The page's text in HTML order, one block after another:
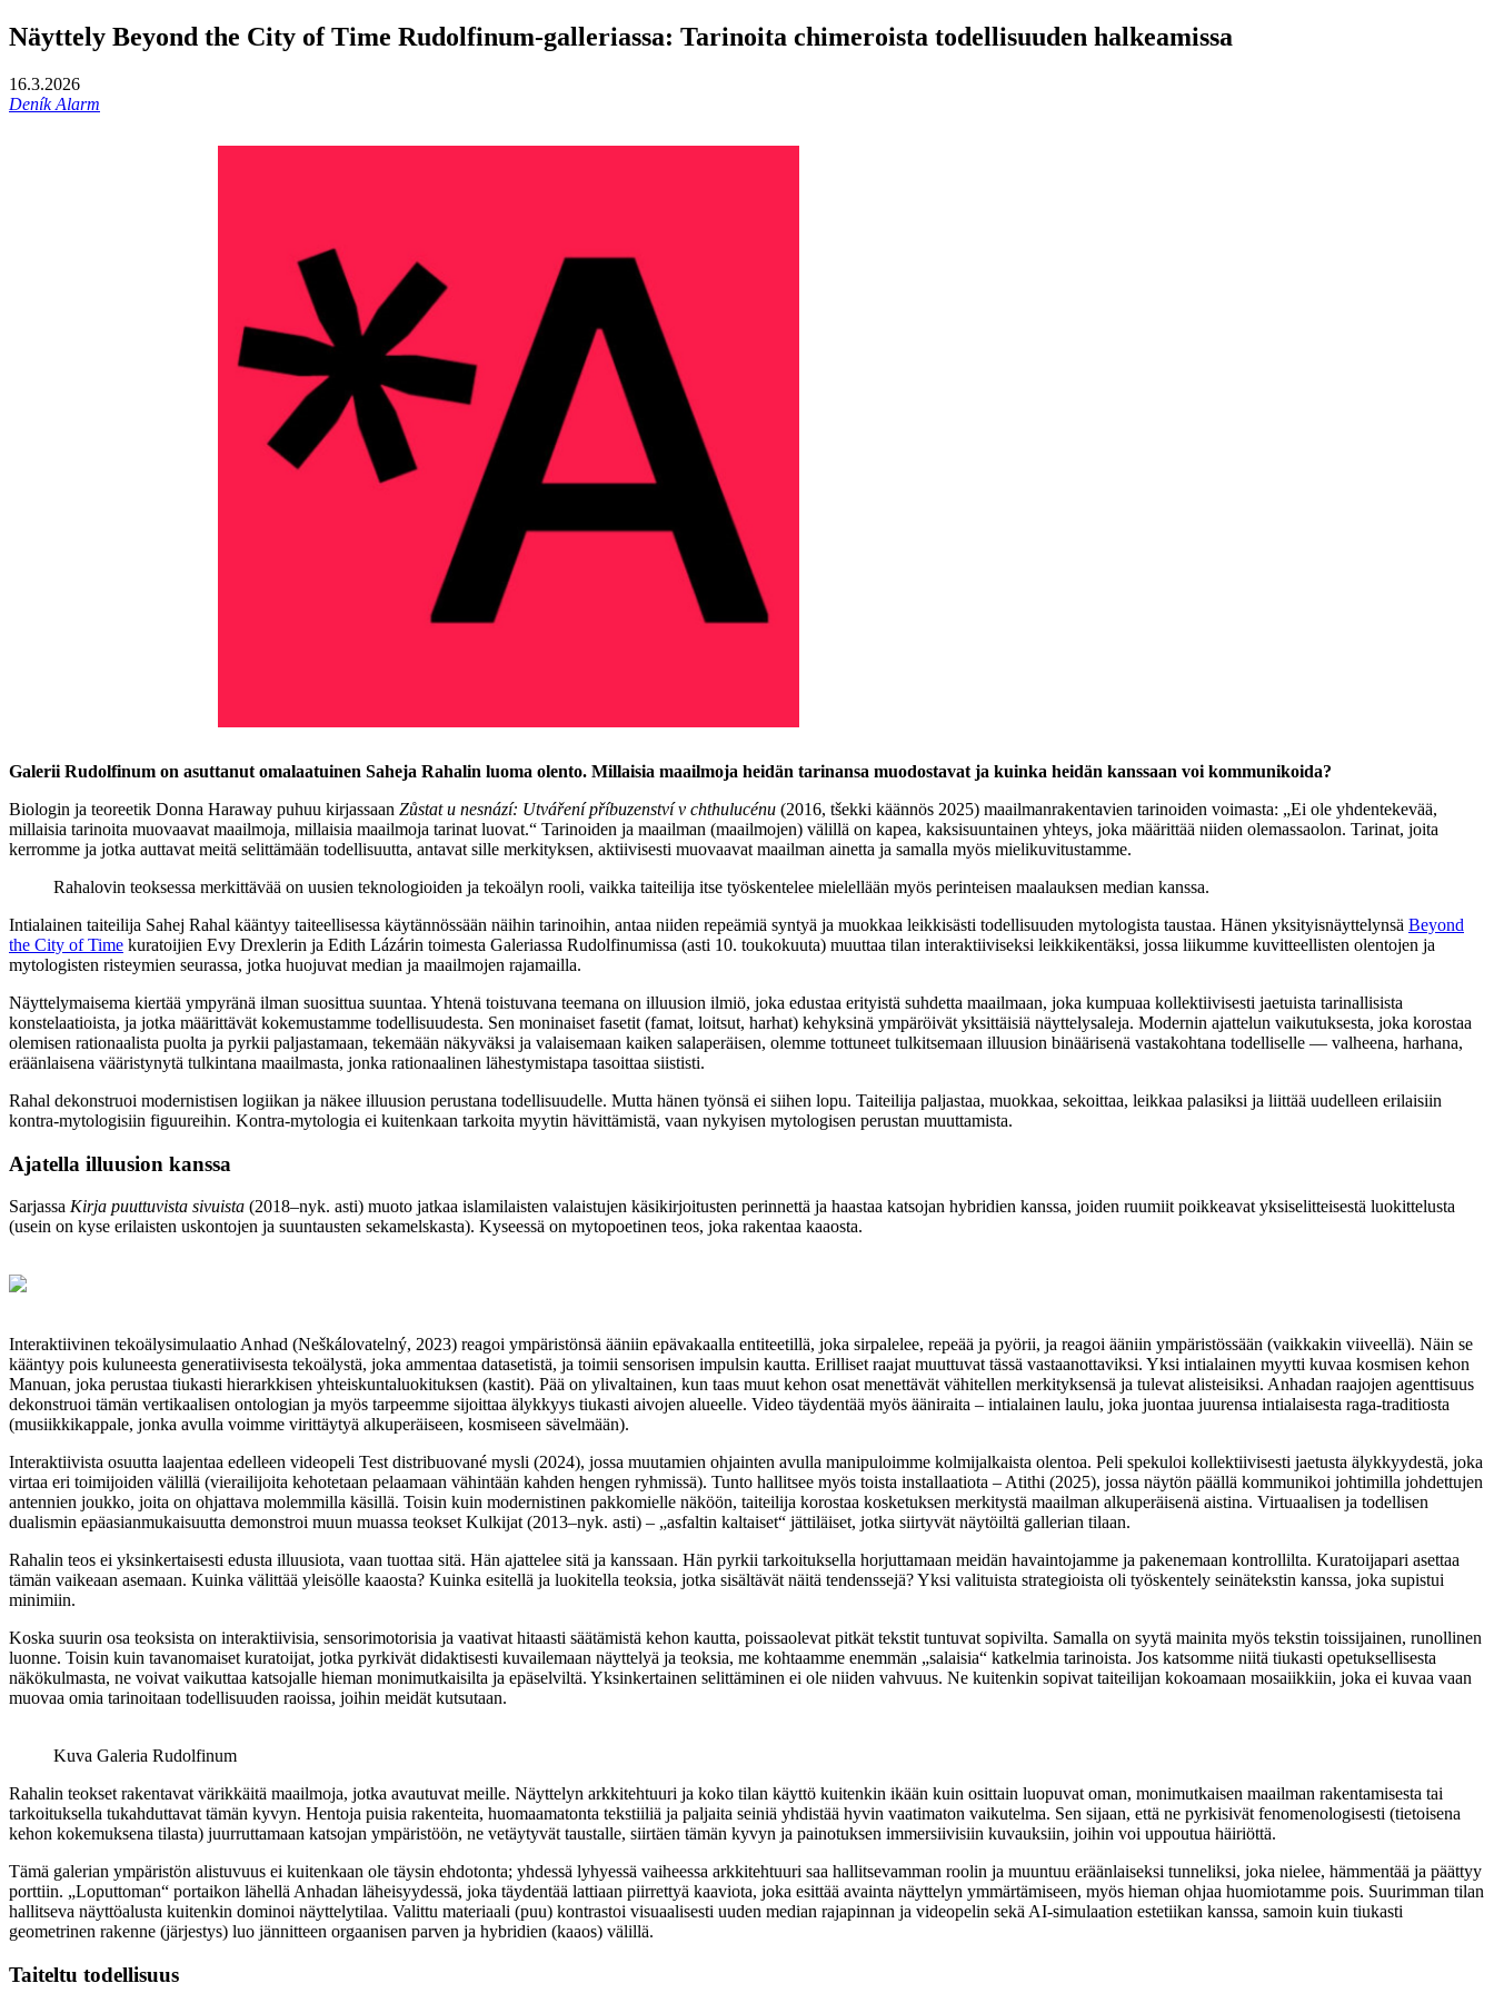
Näyttely Beyond the City of Time Rudolfinum-galleriassa: Tarinoita chimeroista todellisuuden halkeamissa
16.3.2026
Deník Alarm
Galerii Rudolfinum on asuttanut omalaatuinen Saheja Rahalin luoma olento. Millaisia maailmoja heidän tarinansa muodostavat ja kuinka heidän kanssaan voi kommunikoida?
Biologin ja teoreetik Donna Haraway puhuu kirjassaan Zůstat u nesnází: Utváření příbuzenství v chthulucénu (2016, tšekki käännös 2025) maailmanrakentavien tarinoiden voimasta: „Ei ole yhdentekevää,
millaisia tarinoita muovaavat maailmoja, millaisia maailmoja tarinat luovat.“ Tarinoiden ja maailman (maailmojen) välillä on kapea, kaksisuuntainen yhteys, joka määrittää niiden olemassaolon. Tarinat, joita
kerromme ja jotka auttavat meitä selittämään todellisuutta, antavat sille merkityksen, aktiivisesti muovaavat maailman ainetta ja samalla myös mielikuvitustamme.
Rahalovin teoksessa merkittävää on uusien teknologioiden ja tekoälyn rooli, vaikka taiteilija itse työskentelee mielellään myös perinteisen maalauksen median kanssa.
Intialainen taiteilija Sahej Rahal kääntyy taiteellisessa käytännössään näihin tarinoihin, antaa niiden repeämiä syntyä ja muokkaa leikkisästi todellisuuden mytologista taustaa. Hänen yksityisnäyttelynsä Beyond
the City of Time kuratoijien Evy Drexlerin ja Edith Lázárin toimesta Galeriassa Rudolfinumissa (asti 10. toukokuuta) muuttaa tilan interaktiiviseksi leikkikentäksi, jossa liikumme kuvitteellisten olentojen ja
mytologisten risteymien seurassa, jotka huojuvat median ja maailmojen rajamailla.
Näyttelymaisema kiertää ympyränä ilman suosittua suuntaa. Yhtenä toistuvana teemana on illuusion ilmiö, joka edustaa erityistä suhdetta maailmaan, joka kumpuaa kollektiivisesti jaetuista tarinallisista
konstelaatioista, ja jotka määrittävät kokemustamme todellisuudesta. Sen moninaiset fasetit (famat, loitsut, harhat) kehyksinä ympäröivät yksittäisiä näyttelysaleja. Modernin ajattelun vaikutuksesta, joka korostaa
olemisen rationaalista puolta ja pyrkii paljastamaan, tekemään näkyväksi ja valaisemaan kaiken salaperäisen, olemme tottuneet tulkitsemaan illuusion binäärisenä vastakohtana todelliselle — valheena, harhana,
eräänlaisena vääristynytä tulkintana maailmasta, jonka rationaalinen lähestymistapa tasoittaa siististi.
Rahal dekonstruoi modernistisen logiikan ja näkee illuusion perustana todellisuudelle. Mutta hänen työnsä ei siihen lopu. Taiteilija paljastaa, muokkaa, sekoittaa, leikkaa palasiksi ja liittää uudelleen erilaisiin
kontra-mytologisiin figuureihin. Kontra-mytologia ei kuitenkaan tarkoita myytin hävittämistä, vaan nykyisen mytologisen perustan muuttamista.
Ajatella illuusion kanssa
Sarjassa Kirja puuttuvista sivuista (2018–nyk. asti) muoto jatkaa islamilaisten valaistujen käsikirjoitusten perinnettä ja haastaa katsojan hybridien kanssa, joiden ruumiit poikkeavat yksiselitteisestä luokittelusta
(usein on kyse erilaisten uskontojen ja suuntausten sekamelskasta). Kyseessä on mytopoetinen teos, joka rakentaa kaaosta.
Interaktiivinen tekoälysimulaatio Anhad (Neškálovatelný, 2023) reagoi ympäristönsä ääniin epävakaalla entiteetillä, joka sirpalelee, repeää ja pyörii, ja reagoi ääniin ympäristössään (vaikkakin viiveellä). Näin se
kääntyy pois kuluneesta generatiivisesta tekoälystä, joka ammentaa datasetistä, ja toimii sensorisen impulsin kautta. Erilliset raajat muuttuvat tässä vastaanottaviksi. Yksi intialainen myytti kuvaa kosmisen kehon
Manuan, joka perustaa tiukasti hierarkkisen yhteiskuntaluokituksen (kastit). Pää on ylivaltainen, kun taas muut kehon osat menettävät vähitellen merkityksensä ja tulevat alisteisiksi. Anhadan raajojen agenttisuus
dekonstruoi tämän vertikaalisen ontologian ja myös tarpeemme sijoittaa älykkyys tiukasti aivojen alueelle. Video täydentää myös ääniraita – intialainen laulu, joka juontaa juurensa intialaisesta raga-traditiosta
(musiikkikappale, jonka avulla voimme virittäytyä alkuperäiseen, kosmiseen sävelmään).
Interaktiivista osuutta laajentaa edelleen videopeli Test distribuované mysli (2024), jossa muutamien ohjainten avulla manipuloimme kolmijalkaista olentoa. Peli spekuloi kollektiivisesti jaetusta älykkyydestä, joka
virtaa eri toimijoiden välillä (vierailijoita kehotetaan pelaamaan vähintään kahden hengen ryhmissä). Tunto hallitsee myös toista installaatiota – Atithi (2025), jossa näytön päällä kommunikoi johtimilla johdettujen
antennien joukko, joita on ohjattava molemmilla käsillä. Toisin kuin modernistinen pakkomielle näköön, taiteilija korostaa kosketuksen merkitystä maailman alkuperäisenä aistina. Virtuaalisen ja todellisen
dualismin epäasianmukaisuutta demonstroi muun muassa teokset Kulkijat (2013–nyk. asti) – „asfaltin kaltaiset“ jättiläiset, jotka siirtyvät näytöiltä gallerian tilaan.
Rahalin teos ei yksinkertaisesti edusta illuusiota, vaan tuottaa sitä. Hän ajattelee sitä ja kanssaan. Hän pyrkii tarkoituksella horjuttamaan meidän havaintojamme ja pakenemaan kontrollilta. Kuratoijapari asettaa
tämän vaikeaan asemaan. Kuinka välittää yleisölle kaaosta? Kuinka esitellä ja luokitella teoksia, jotka sisältävät näitä tendenssejä? Yksi valituista strategioista oli työskentely seinätekstin kanssa, joka supistui
minimiin.
Koska suurin osa teoksista on interaktiivisia, sensorimotorisia ja vaativat hitaasti säätämistä kehon kautta, poissaolevat pitkät tekstit tuntuvat sopivilta. Samalla on syytä mainita myös tekstin toissijainen, runollinen
luonne. Toisin kuin tavanomaiset kuratoijat, jotka pyrkivät didaktisesti kuvailemaan näyttelyä ja teoksia, me kohtaamme enemmän „salaisia“ katkelmia tarinoista. Jos katsomme niitä tiukasti opetuksellisesta
näkökulmasta, ne voivat vaikuttaa katsojalle hieman monimutkaisilta ja epäselviltä. Yksinkertainen selittäminen ei ole niiden vahvuus. Ne kuitenkin sopivat taiteilijan kokoamaan mosaiikkiin, joka ei kuvaa vaan
muovaa omia tarinoitaan todellisuuden raoissa, joihin meidät kutsutaan.
Kuva Galeria Rudolfinum
Rahalin teokset rakentavat värikkäitä maailmoja, jotka avautuvat meille. Näyttelyn arkkitehtuuri ja koko tilan käyttö kuitenkin ikään kuin osittain luopuvat oman, monimutkaisen maailman rakentamisesta tai
tarkoituksella tukahduttavat tämän kyvyn. Hentoja puisia rakenteita, huomaamatonta tekstiiliä ja paljaita seiniä yhdistää hyvin vaatimaton vaikutelma. Sen sijaan, että ne pyrkisivät fenomenologisesti (tietoisena
kehon kokemuksena tilasta) juurruttamaan katsojan ympäristöön, ne vetäytyvät taustalle, siirtäen tämän kyvyn ja painotuksen immersiivisiin kuvauksiin, joihin voi uppoutua häiriöttä.
Tämä galerian ympäristön alistuvuus ei kuitenkaan ole täysin ehdotonta; yhdessä lyhyessä vaiheessa arkkitehtuuri saa hallitsevamman roolin ja muuntuu eräänlaiseksi tunneliksi, joka nielee, hämmentää ja päättyy
porttiin. „Loputtoman“ portaikon lähellä Anhadan läheisyydessä, joka täydentää lattiaan piirrettyä kaaviota, joka esittää avainta näyttelyn ymmärtämiseen, myös hieman ohjaa huomiotamme pois. Suurimman tilan
hallitseva näyttöalusta kuitenkin dominoi näyttelytilaa. Valittu materiaali (puu) kontrastoi visuaalisesti uuden median rajapinnan ja videopelin sekä AI-simulaation estetiikan kanssa, samoin kuin tiukasti
geometrinen rakenne (järjestys) luo jännitteen orgaanisen parven ja hybridien (kaaos) välillä.
Taiteltu todellisuus